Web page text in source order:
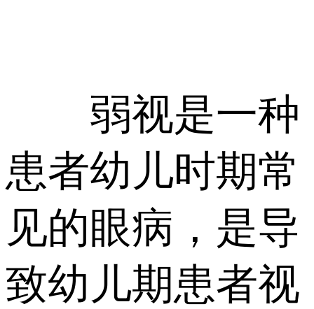
弱视是一种
患者幼儿时期常
见的眼病，是导
致幼儿期患者视